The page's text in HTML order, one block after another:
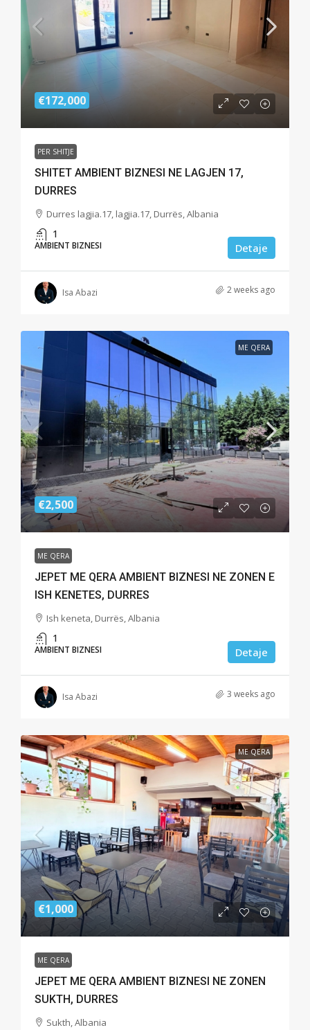
€172,000
PER SHITJE
SHITET AMBIENT BIZNESI NE LAGJEN 17,
DURRES
Durres lagjia.17, lagjia.17, Durrës, Albania
1
AMBIENT BIZNESI Detaje
Isa Abazi 2 weeks ago
ME QERA
€2,500
ME QERA
JEPET ME QERA AMBIENT BIZNESI NE ZONEN E
ISH KENETES, DURRES
Ish keneta, Durrës, Albania
1
AMBIENT BIZNESI Detaje
Isa Abazi 3 weeks ago
ME QERA
€1,000
ME QERA
JEPET ME QERA AMBIENT BIZNESI NE ZONEN
SUKTH, DURRES
Sukth, Albania